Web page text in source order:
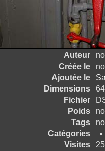
Auteur
Créée le
Ajoutée le
Dimensions
Fichier
Poids
Tags
Catégories
Visites